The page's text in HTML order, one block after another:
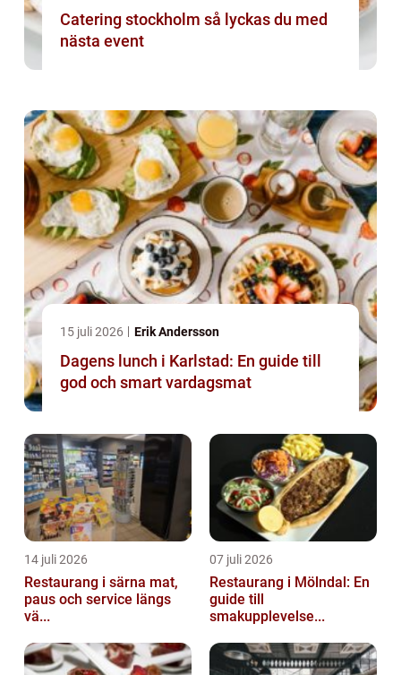
Catering stockholm så lyckas du med
nästa event
15 juli 2026 Erik Andersson
Dagens lunch i Karlstad: En guide till
god och smart vardagsmat
14 juli 2026
Restaurang i särna mat,
paus och service längs
vä...
07 juli 2026
Restaurang i Mölndal: En
guide till
smakupplevelse...